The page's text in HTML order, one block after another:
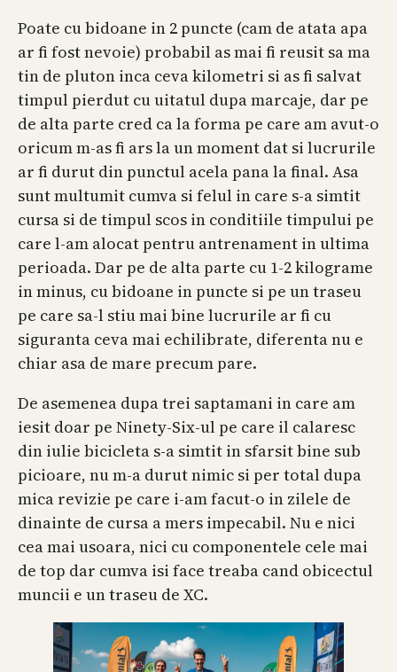
Poate cu bidoane in 2 puncte (cam de atata apa
ar fi fost nevoie) probabil as mai fi reusit sa ma
tin de pluton inca ceva kilometri si as fi salvat
timpul pierdut cu uitatul dupa marcaje, dar pe
de alta parte cred ca la forma pe care am avut-o
oricum m-as fi ars la un moment dat si lucrurile
ar fi durut din punctul acela pana la final. Asa
sunt multumit cumva si felul in care s-a simtit
cursa si de timpul scos in conditiile timpului pe
care l-am alocat pentru antrenament in ultima
perioada. Dar pe de alta parte cu 1-2 kilograme
in minus, cu bidoane in puncte si pe un traseu
pe care sa-l stiu mai bine lucrurile ar fi cu
siguranta ceva mai echilibrate, diferenta nu e
chiar asa de mare precum pare.
De asemenea dupa trei saptamani in care am
iesit doar pe Ninety-Six-ul pe care il calaresc
din iulie bicicleta s-a simtit in sfarsit bine sub
picioare, nu m-a durut nimic si per total dupa
mica revizie pe care i-am facut-o in zilele de
dinainte de cursa a mers impecabil. Nu e nici
cea mai usoara, nici cu componentele cele mai
de top dar cumva isi face treaba cand obicectul
muncii e un traseu de XC.